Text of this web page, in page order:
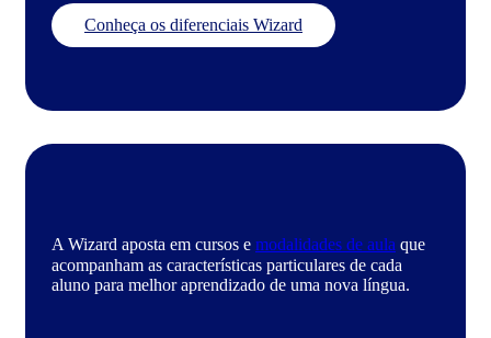
Conheça os diferenciais Wizard
A Wizard aposta em cursos e modalidades de aula que
acompanham as características particulares de cada
aluno para melhor aprendizado de uma nova língua.